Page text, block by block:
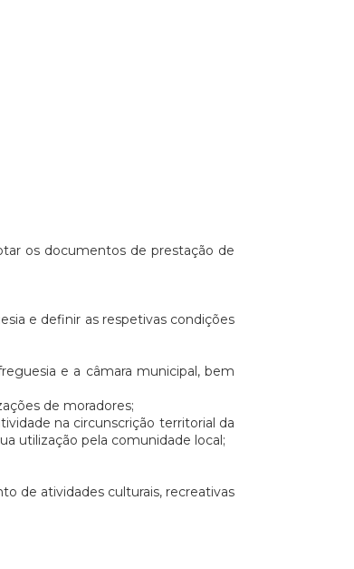
os documentos de prestação de
e definir as respetivas condições
e a câmara municipal, bem
de moradores;
na circunscrição territorial da
utilização pela comunidade local;
de atividades culturais, recreativas